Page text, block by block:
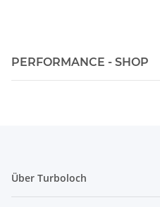
PERFORMANCE - SHOP
Über Turboloch